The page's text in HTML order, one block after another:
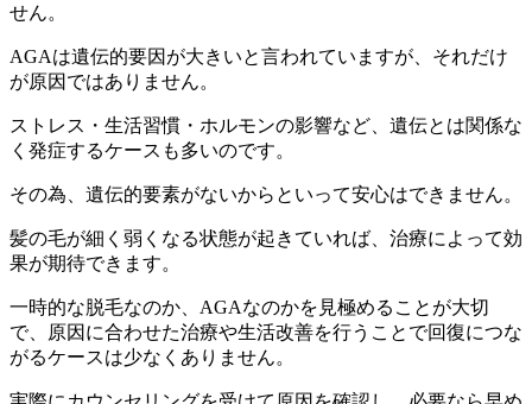
せん。
AGAは遺伝的要因が大きいと言われていますが、それだけ
が原因ではありません。
ストレス・生活習慣・ホルモンの影響など、遺伝とは関係な
く発症するケースも多いのです。
その為、遺伝的要素がないからといって安心はできません。
髪の毛が細く弱くなる状態が起きていれば、治療によって効
果が期待できます。
一時的な脱毛なのか、AGAなのかを見極めることが大切
で、原因に合わせた治療や生活改善を行うことで回復につな
がるケースは少なくありません。